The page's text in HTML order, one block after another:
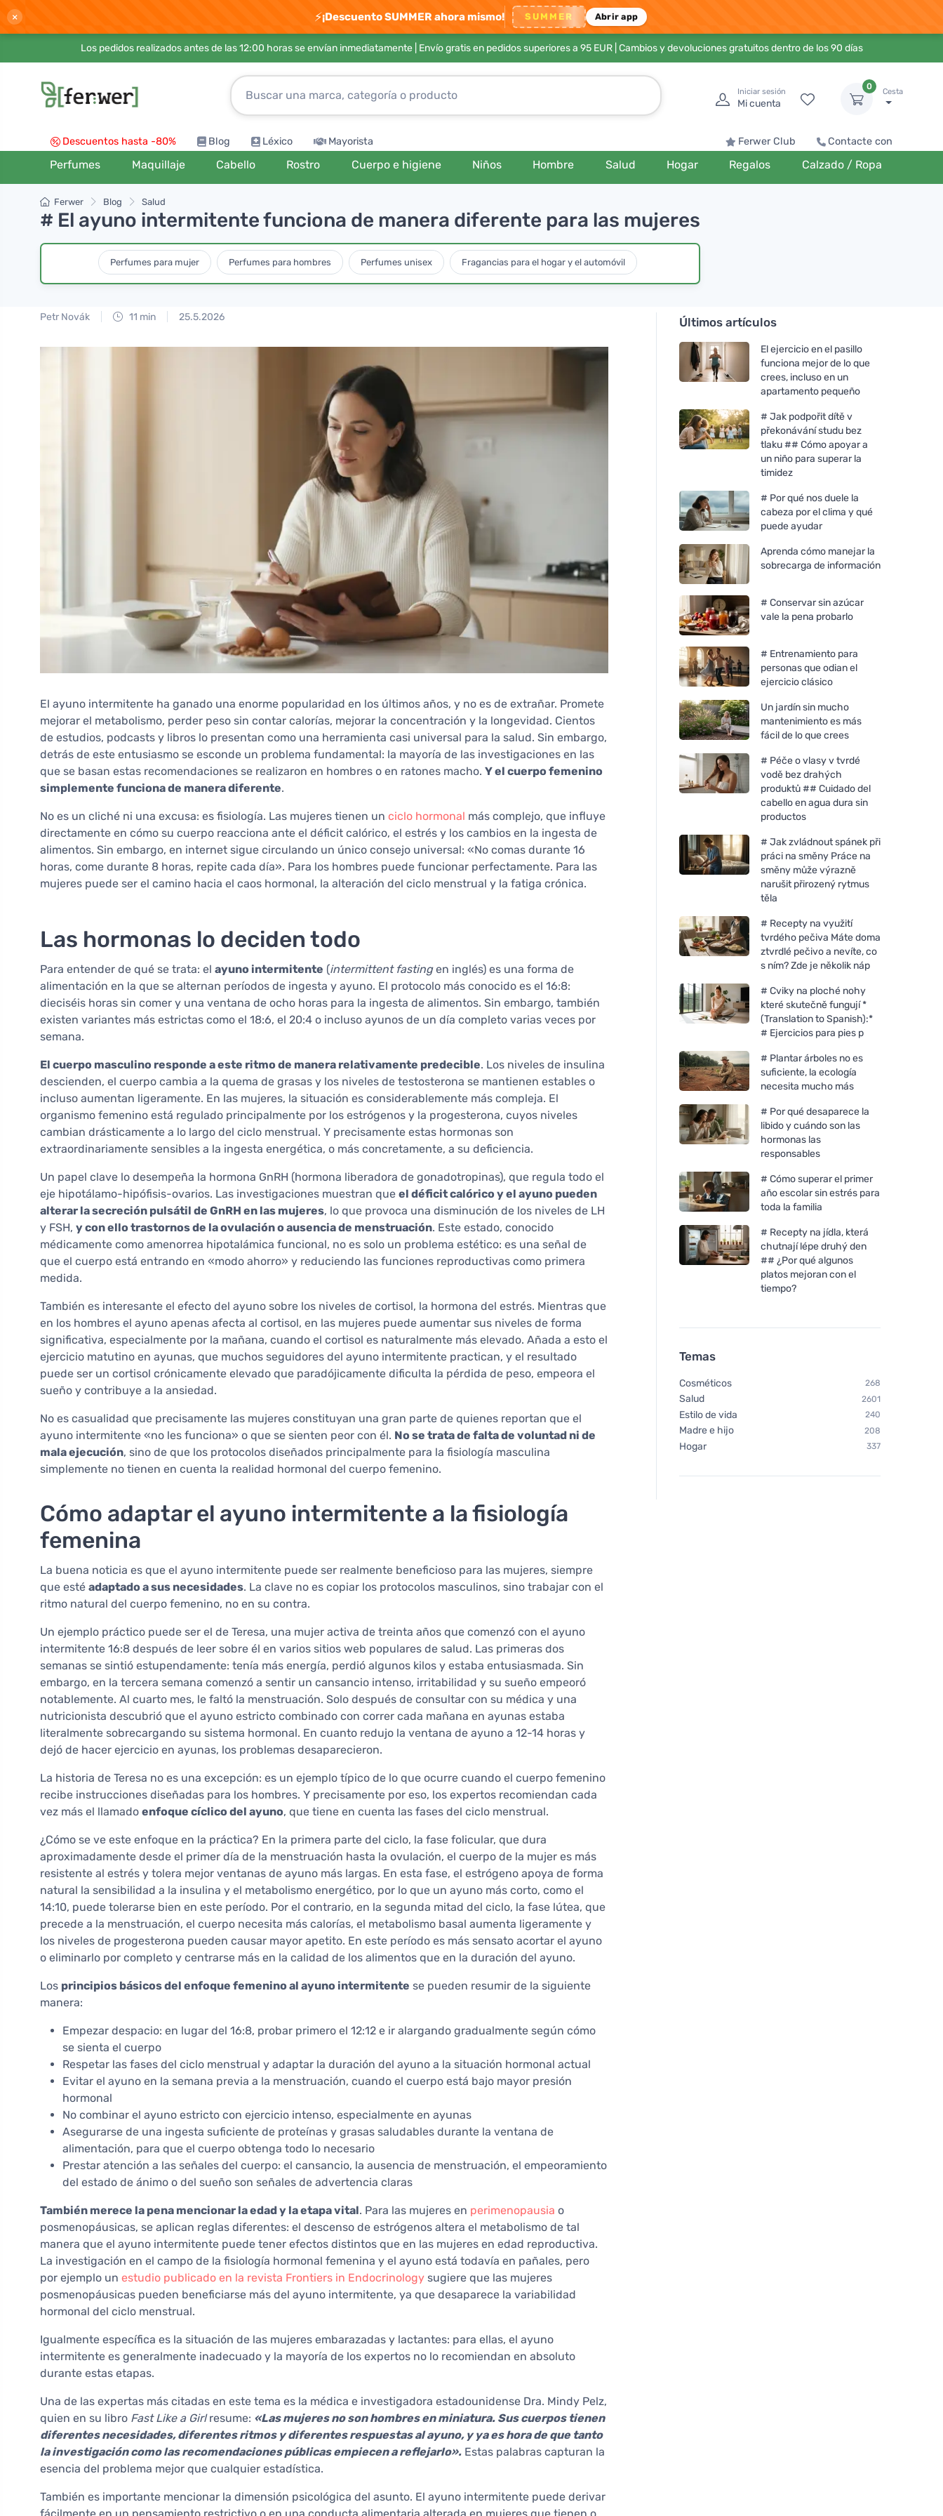
× ⚡¡Descuento SUMMER ahora mismo! SUMMER Abrir app
Los pedidos realizados antes de las 12:00 horas se envían inmediatamente | Envío gratis en pedidos superiores a 95 EUR| Cambios y devoluciones gratuitos dentro de los 90 días
Iniciar sesión
Mi cuenta
0
Cesta
Descuentos hasta -80% Blog Léxico Mayorista Ferwer Club Contacte con
Perfumes Maquillaje Cabello Rostro Cuerpo e higiene Niños Hombre Salud Hogar Regalos Calzado / Ropa
Ferwer Blog Salud
# El ayuno intermitente funciona de manera diferente para las mujeres
Perfumes para mujer Perfumes para hombres Perfumes unisex Fragancias para el hogar y el automóvil
Petr Novák 11 min 25.5.2026
El ayuno intermitente ha ganado una enorme popularidad en los últimos años, y no es de extrañar. Promete
mejorar el metabolismo, perder peso sin contar calorías, mejorar la concentración y la longevidad. Cientos
de estudios, podcasts y libros lo presentan como una herramienta casi universal para la salud. Sin embargo,
detrás de este entusiasmo se esconde un problema fundamental: la mayoría de las investigaciones en las
que se basan estas recomendaciones se realizaron en hombres o en ratones macho. Y el cuerpo femenino
simplemente funciona de manera diferente.
No es un cliché ni una excusa: es fisiología. Las mujeres tienen un ciclo hormonal más complejo, que influye
directamente en cómo su cuerpo reacciona ante el déficit calórico, el estrés y los cambios en la ingesta de
alimentos. Sin embargo, en internet sigue circulando un único consejo universal: «No comas durante 16
horas, come durante 8 horas, repite cada día». Para los hombres puede funcionar perfectamente. Para las
mujeres puede ser el camino hacia el caos hormonal, la alteración del ciclo menstrual y la fatiga crónica.
Las hormonas lo deciden todo
Para entender de qué se trata: el ayuno intermitente (intermittent fastingen inglés) es una forma de
alimentación en la que se alternan períodos de ingesta y ayuno. El protocolo más conocido es el 16:8:
dieciséis horas sin comer y una ventana de ocho horas para la ingesta de alimentos. Sin embargo, también
existen variantes más estrictas como el 18:6, el 20:4 o incluso ayunos de un día completo varias veces por
semana.
El cuerpo masculino responde a este ritmo de manera relativamente predecible. Los niveles de insulina
descienden, el cuerpo cambia a la quema de grasas y los niveles de testosterona se mantienen estables o
incluso aumentan ligeramente. En las mujeres, la situación es considerablemente más compleja. El
organismo femenino está regulado principalmente por los estrógenos y la progesterona, cuyos niveles
cambian drásticamente a lo largo del ciclo menstrual. Y precisamente estas hormonas son
extraordinariamente sensibles a la ingesta energética, o más concretamente, a su deficiencia.
Un papel clave lo desempeña la hormona GnRH (hormona liberadora de gonadotropinas), que regula todo el
eje hipotálamo-hipófisis-ovarios. Las investigaciones muestran que el déficit calórico y el ayuno pueden
alterar la secreción pulsátil de GnRH en las mujeres, lo que provoca una disminución de los niveles de LH
y FSH, y con ello trastornos de la ovulación o ausencia de menstruación. Este estado, conocido
médicamente como amenorrea hipotalámica funcional, no es solo un problema estético: es una señal de
que el cuerpo está entrando en «modo ahorro» y reduciendo las funciones reproductivas como primera
medida.
También es interesante el efecto del ayuno sobre los niveles de cortisol, la hormona del estrés. Mientras que
en los hombres el ayuno apenas afecta al cortisol, en las mujeres puede aumentar sus niveles de forma
significativa, especialmente por la mañana, cuando el cortisol es naturalmente más elevado. Añada a esto el
ejercicio matutino en ayunas, que muchos seguidores del ayuno intermitente practican, y el resultado
puede ser un cortisol crónicamente elevado que paradójicamente dificulta la pérdida de peso, empeora el
sueño y contribuye a la ansiedad.
No es casualidad que precisamente las mujeres constituyan una gran parte de quienes reportan que el
ayuno intermitente «no les funciona» o que se sienten peor con él. No se trata de falta de voluntad ni de
mala ejecución, sino de que los protocolos diseñados principalmente para la fisiología masculina
simplemente no tienen en cuenta la realidad hormonal del cuerpo femenino.
Cómo adaptar el ayuno intermitente a la fisiología
femenina
La buena noticia es que el ayuno intermitente puede ser realmente beneficioso para las mujeres, siempre
que esté adaptado a sus necesidades. La clave no es copiar los protocolos masculinos, sino trabajar con el
ritmo natural del cuerpo femenino, no en su contra.
Un ejemplo práctico puede ser el de Teresa, una mujer activa de treinta años que comenzó con el ayuno
intermitente 16:8 después de leer sobre él en varios sitios web populares de salud. Las primeras dos
semanas se sintió estupendamente: tenía más energía, perdió algunos kilos y estaba entusiasmada. Sin
embargo, en la tercera semana comenzó a sentir un cansancio intenso, irritabilidad y su sueño empeoró
notablemente. Al cuarto mes, le faltó la menstruación. Solo después de consultar con su médica y una
nutricionista descubrió que el ayuno estricto combinado con correr cada mañana en ayunas estaba
literalmente sobrecargando su sistema hormonal. En cuanto redujo la ventana de ayuno a 12-14 horas y
dejó de hacer ejercicio en ayunas, los problemas desaparecieron.
La historia de Teresa no es una excepción: es un ejemplo típico de lo que ocurre cuando el cuerpo femenino
recibe instrucciones diseñadas para los hombres. Y precisamente por eso, los expertos recomiendan cada
vez más el llamado enfoque cíclico del ayuno, que tiene en cuenta las fases del ciclo menstrual.
¿Cómo se ve este enfoque en la práctica? En la primera parte del ciclo, la fase folicular, que dura
aproximadamente desde el primer día de la menstruación hasta la ovulación, el cuerpo de la mujer es más
resistente al estrés y tolera mejor ventanas de ayuno más largas. En esta fase, el estrógeno apoya de forma
natural la sensibilidad a la insulina y el metabolismo energético, por lo que un ayuno más corto, como el
14:10, puede tolerarse bien en este período. Por el contrario, en la segunda mitad del ciclo, la fase lútea, que
precede a la menstruación, el cuerpo necesita más calorías, el metabolismo basal aumenta ligeramente y
los niveles de progesterona pueden causar mayor apetito. En este período es más sensato acortar el ayuno
o eliminarlo por completo y centrarse más en la calidad de los alimentos que en la duración del ayuno.
Los principios básicos del enfoque femenino al ayuno intermitente se pueden resumir de la siguiente
manera:
Empezar despacio: en lugar del 16:8, probar primero el 12:12 e ir alargando gradualmente según cómo
se sienta el cuerpo
Respetar las fases del ciclo menstrual y adaptar la duración del ayuno a la situación hormonal actual
Evitar el ayuno en la semana previa a la menstruación, cuando el cuerpo está bajo mayor presión
hormonal
No combinar el ayuno estricto con ejercicio intenso, especialmente en ayunas
Asegurarse de una ingesta suficiente de proteínas y grasas saludables durante la ventana de
alimentación, para que el cuerpo obtenga todo lo necesario
Prestar atención a las señales del cuerpo: el cansancio, la ausencia de menstruación, el empeoramiento
del estado de ánimo o del sueño son señales de advertencia claras
También merece la pena mencionar la edad y la etapa vital. Para las mujeres en perimenopausia o
posmenopáusicas, se aplican reglas diferentes: el descenso de estrógenos altera el metabolismo de tal
manera que el ayuno intermitente puede tener efectos distintos que en las mujeres en edad reproductiva.
La investigación en el campo de la fisiología hormonal femenina y el ayuno está todavía en pañales, pero
por ejemplo un estudio publicado en la revista Frontiers in Endocrinology sugiere que las mujeres
posmenopáusicas pueden beneficiarse más del ayuno intermitente, ya que desaparece la variabilidad
hormonal del ciclo menstrual.
Igualmente específica es la situación de las mujeres embarazadas y lactantes: para ellas, el ayuno
intermitente es generalmente inadecuado y la mayoría de los expertos no lo recomiendan en absoluto
durante estas etapas.
Una de las expertas más citadas en este tema es la médica e investigadora estadounidense Dra. Mindy Pelz,
quien en su libro Fast Like a Girlresume: «Las mujeres no son hombres en miniatura. Sus cuerpos tienen
diferentes necesidades, diferentes ritmos y diferentes respuestas al ayuno, y ya es hora de que tanto
la investigación como las recomendaciones públicas empiecen a reflejarlo». Estas palabras capturan la
esencia del problema mejor que cualquier estadística.
También es importante mencionar la dimensión psicológica del asunto. El ayuno intermitente puede derivar
Últimos artículos
El ejercicio en el pasillo
funciona mejor de lo que
crees, incluso en un
apartamento pequeño
# Jak podpořit dítě v
překonávání studu bez
tlaku ## Cómo apoyar a
un niño para superar la
timidez
# Por qué nos duele la
cabeza por el clima y qué
puede ayudar
Aprenda cómo manejar la
sobrecarga de información
# Conservar sin azúcar
vale la pena probarlo
# Entrenamiento para
personas que odian el
ejercicio clásico
Un jardín sin mucho
mantenimiento es más
fácil de lo que crees
# Péče o vlasy v tvrdé
vodě bez drahých
produktů ## Cuidado del
cabello en agua dura sin
productos
# Jak zvládnout spánek při
práci na směny Práce na
směny může výrazně
narušit přirozený rytmus
těla
# Recepty na využití
tvrdého pečiva Máte doma
ztvrdlé pečivo a nevíte, co
s ním? Zde je několik náp
# Cviky na ploché nohy
které skutečně fungují *
(Translation to Spanish):*
# Ejercicios para pies p
# Plantar árboles no es
suficiente, la ecología
necesita mucho más
# Por qué desaparece la
libido y cuándo son las
hormonas las
responsables
# Cómo superar el primer
año escolar sin estrés para
toda la familia
# Recepty na jídla, která
chutnají lépe druhý den
## ¿Por qué algunos
platos mejoran con el
tiempo?
Temas
Cosméticos 268
Salud 2601
Estilo de vida 240
Madre e hijo 208
Hogar 337